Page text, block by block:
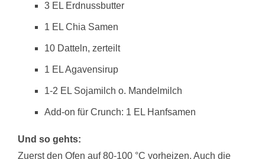
3 EL Erdnussbutter
1 EL Chia Samen
10 Datteln, zerteilt
1 EL Agavensirup
1-2 EL Sojamilch o. Mandelmilch
Add-on für Crunch: 1 EL Hanfsamen
Und so gehts:
Zuerst den Ofen auf 80-100 °C vorheizen. Auch die